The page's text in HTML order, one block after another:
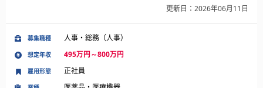
更新日：2026年06月11日
募集職種 人事・総務（人事）
想定年収 495万円～800万円
雇用形態 正社員